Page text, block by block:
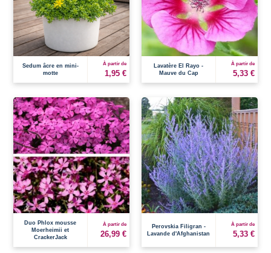
Sedum âcre en mini-
motte
À partir de
1,95 €
Lavatère El Rayo -
Mauve du Cap
À partir de
5,33 €
Duo Phlox mousse
Moerheimii et
CrackerJack
À partir de
26,99 €
Perovskia Filigran -
Lavande d'Afghanistan
À partir de
5,33 €